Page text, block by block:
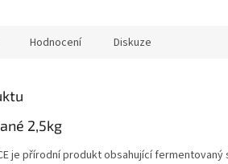
Hodnocení Diskuze
2,5kg
je přírodní produkt obsahující